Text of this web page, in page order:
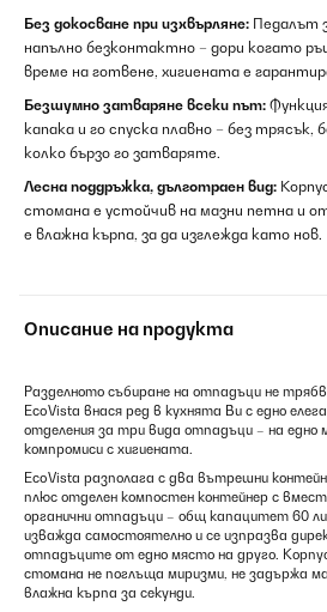
Без докосване при изхвърляне: Педалът
напълно безконтактно – дори когато
време на готвене, хигиената е
Безшумно затваряне всеки път:
капака и го спуска плавно – без трясък,
колко бързо го затваряте.
Лесна поддръжка, дълготраен вид:
стомана е устойчив на мазни петна и
е влажна кърпа, за да изглежда като нов.
Описание на продукта
Разделното събиране на отпадъци не
EcoVista внася ред в кухнята Ви с едно
отделения за три вида отпадъци – на едно
компромиси с хигиената.
EcoVista разполага с два вътрешни
плюс отделен компостен контейнер с
органични отпадъци – общ капацитет 60
изважда самостоятелно и се изпразва
отпадъците от едно място на друго.
стомана не поглъща миризми, не задържа
влажна кърпа за секунди.